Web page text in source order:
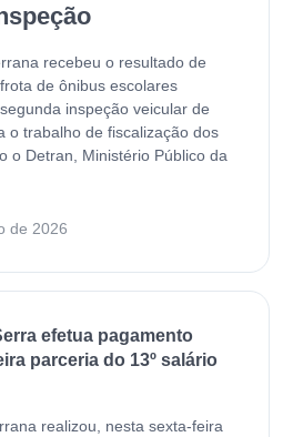
recebeu o resultado de
de ônibus escolares
inspeção veicular de
o trabalho de fiscalização dos
o Detran, Ministério Público da
de 2026
efetua pagamento
parceria do 13º salário
realizou, nesta sexta-feira